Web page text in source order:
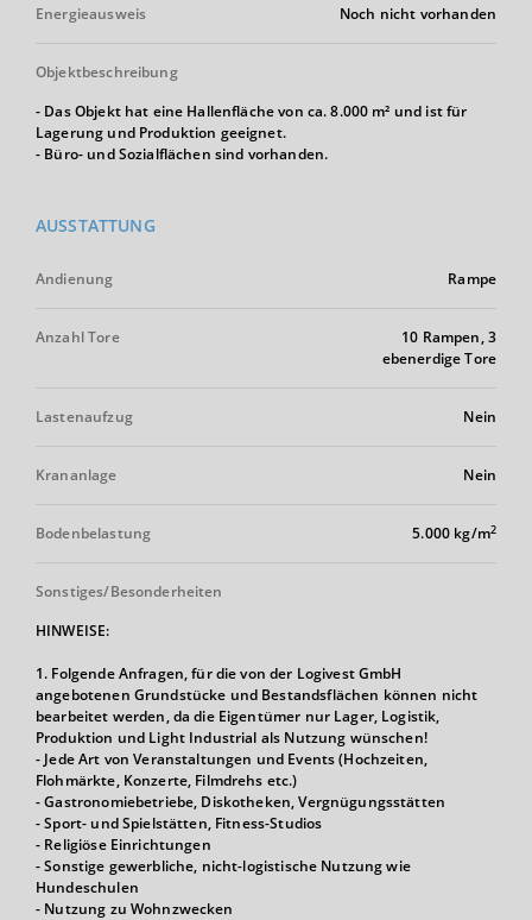
Energieausweis Noch nicht vorhanden
Objektbeschreibung
- Das Objekt hat eine Hallenfläche von ca. 8.000 m² und ist für
Lagerung und Produktion geeignet.
- Büro- und Sozialflächen sind vorhanden.
AUSSTATTUNG
Andienung Rampe
Anzahl Tore
10 Rampen, 3
ebenerdige Tore
Lastenaufzug Nein
Krananlage Nein
Bodenbelastung 5.000 kg/m2
Sonstiges/Besonderheiten
HINWEISE:
1. Folgende Anfragen, für die von der Logivest GmbH
angebotenen Grundstücke und Bestandsflächen können nicht
bearbeitet werden, da die Eigentümer nur Lager, Logistik,
Produktion und Light Industrial als Nutzung wünschen!
- Jede Art von Veranstaltungen und Events (Hochzeiten,
Flohmärkte, Konzerte, Filmdrehs etc.)
- Gastronomiebetriebe, Diskotheken, Vergnügungsstätten
- Sport- und Spielstätten, Fitness-Studios
- Religiöse Einrichtungen
- Sonstige gewerbliche, nicht-logistische Nutzung wie
Hundeschulen
- Nutzung zu Wohnzwecken